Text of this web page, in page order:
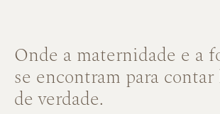
Onde a maternidade e a
se encontram para
de verdade.